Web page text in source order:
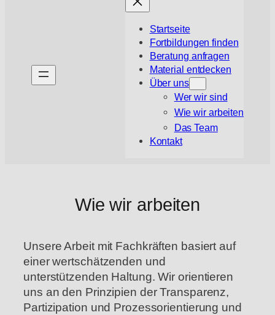
Startseite
Fortbildungen finden
Beratung anfragen
Material entdecken
Über uns
Wer wir sind
Wie wir arbeiten
Das Team
Kontakt
Wie wir arbeiten
Unsere Arbeit mit Fachkräften basiert auf
einer wertschätzenden und
unterstützenden Haltung. Wir orientieren
uns an den Prinzipien der Transparenz,
Partizipation und Prozessorientierung und